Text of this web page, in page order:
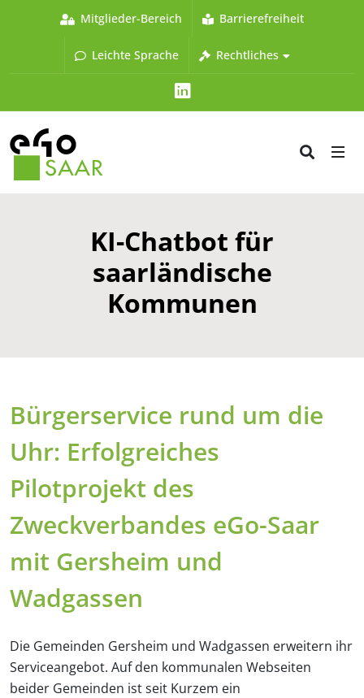
Mitglieder-Bereich Barrierefreiheit
Leichte Sprache Rechtliches
KI-Chatbot für
saarländische
Kommunen
Bürgerservice rund um die
Uhr: Erfolgreiches
Pilotprojekt des
Zweckverbandes eGo-Saar
mit Gersheim und
Wadgassen
Die Gemeinden Gersheim und Wadgassen erweitern ihr
Serviceangebot. Auf den kommunalen Webseiten
beider Gemeinden ist seit Kurzem ein